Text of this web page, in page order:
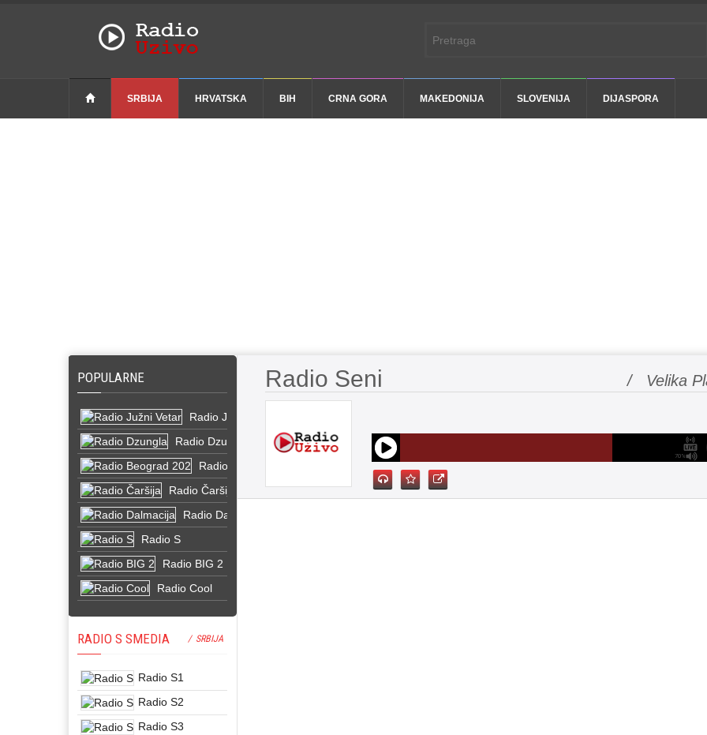
SRBIJA HRVATSKA BIH CRNA GORA MAKEDONIJA SLOVENIJA DIJASPORA
POPULARNE
Radio Južni Vetar
Radio Dzungla
Radio Beograd 202
Radio Čaršija
Radio Dalmacija
Radio S
Radio BIG 2
Radio Cool
RADIO S SMEDIA / SRBIJA
Radio S1
Radio S2
Radio S3
Radio Seni / Velika
70%